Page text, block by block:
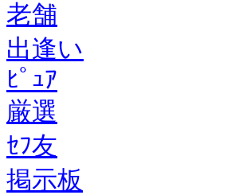
老舗
出逢い
ﾋﾟｭｱ
厳選
ｾﾌ友
掲示板